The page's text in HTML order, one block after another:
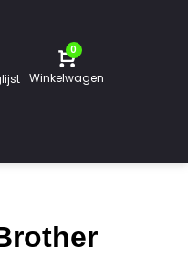
0
Winkelwagen